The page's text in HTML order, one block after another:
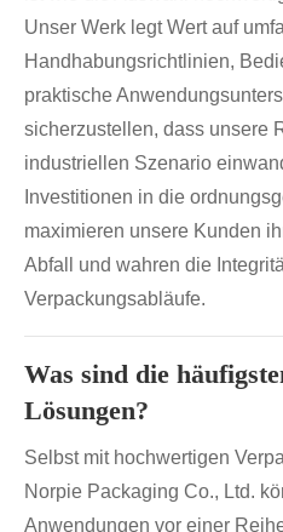
Unser Werk legt Wert auf
Handhabungsrichtlinien,
praktische
sicherzustellen, dass unsere
industriellen Szenario
Investitionen in die
maximieren unsere Kunden
Abfall und wahren die
Verpackungsabläufe.
Was sind die
Lösungen?
Selbst mit hochwertigen
Norpie Packaging Co., Ltd.
Anwendungen vor einer